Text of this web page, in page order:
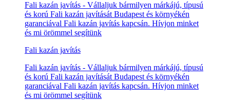
Fali kazán javítás - Vállaljuk bármilyen márkájú, típusú
és korú Fali kazán javítását Budapest és környékén
garanciával Fali kazán javítás kapcsán. Hívjon minket
és mi örömmel segítünk
Fali kazán javítás
Fali kazán javítás - Vállaljuk bármilyen márkájú, típusú
és korú Fali kazán javítását Budapest és környékén
garanciával Fali kazán javítás kapcsán. Hívjon minket
és mi örömmel segítünk